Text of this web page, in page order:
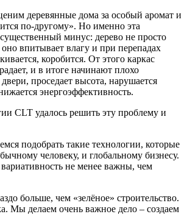
деревянные дома за особый аромат и
по-другому». Но именно эта
минус: дерево не просто
оно впитывает влагу и при перепадах
коробится. От этого каркас
и в итоге начинают плохо
проседает высота, нарушается
энергоэффективность.
CLT удалось решить эту проблему и
подобрать такие технологии, которые
человеку, и глобальному бизнесу.
не менее важны, чем
больше, чем «зелёное» строительство.
Мы делаем очень важное дело – создаем